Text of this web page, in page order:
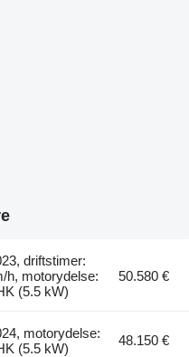
driftstimer:
h, motorydelse:
(5.5 kW)
50.580 €
motorydelse:
(5.5 kW)
48.150 €